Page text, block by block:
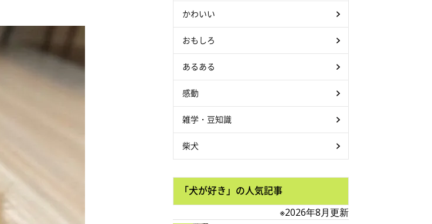
かわいい
おもしろ
あるある
感動
雑学・豆知識
柴犬
「犬が好き」の人気記事
※2026年8月更新